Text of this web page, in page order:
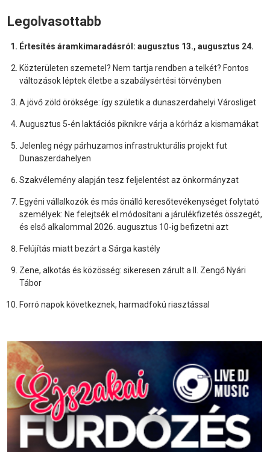
Legolvasottabb
Értesítés áramkimaradásról: augusztus 13., augusztus 24.
Közterületen szemetel? Nem tartja rendben a telkét? Fontos
változások léptek életbe a szabálysértési törvényben
A jövő zöld öröksége: így születik a dunaszerdahelyi Városliget
Augusztus 5-én laktációs piknikre várja a kórház a kismamákat
Jelenleg négy párhuzamos infrastrukturális projekt fut
Dunaszerdahelyen
Szakvélemény alapján tesz feljelentést az önkormányzat
Egyéni vállalkozók és más önálló keresőtevékenységet folytató
személyek: Ne felejtsék el módosítani a járulékfizetés összegét,
és első alkalommal 2026. augusztus 10-ig befizetni azt
Felújítás miatt bezárt a Sárga kastély
Zene, alkotás és közösség: sikeresen zárult a II. Zengő Nyári
Tábor
Forró napok következnek, harmadfokú riasztással